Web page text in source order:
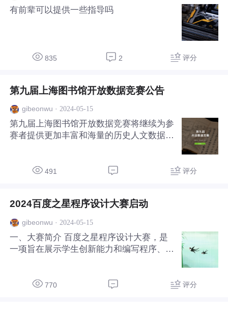
有前辈可以提供一些指导吗
835 2 评分
第九届上海图书馆开放数据竞赛公告
gibeonwu · 2024-05-15
第九届上海图书馆开放数据竞赛将继续为参
赛者提供更加丰富和海量的历史人文数据，
用、论文和AIGC作品。
491 评分
2024百度之星程序设计大赛启动
gibeonwu · 2024-05-15
一、大赛简介 百度之星程序设计大赛，是
一项旨在展示学生创新能力和编写程序、分
十余万名，覆盖数千所院校，成为中国最具
770 评分